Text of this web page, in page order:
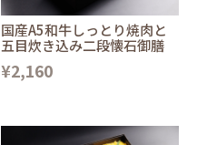
国産A5和牛しっとり焼肉と
五目炊き込み二段懐石御膳
¥2,160